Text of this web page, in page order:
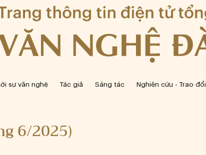
sự văn nghệ Tác giả Sáng tác Nghiên cứu - Trao đổi
6/2025)